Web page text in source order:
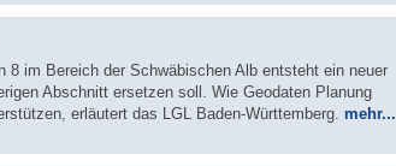
8 im Bereich der Schwäbischen Alb entsteht ein neuer
Abschnitt ersetzen soll. Wie Geodaten Planung
erläutert das LGL Baden-Württemberg. mehr...